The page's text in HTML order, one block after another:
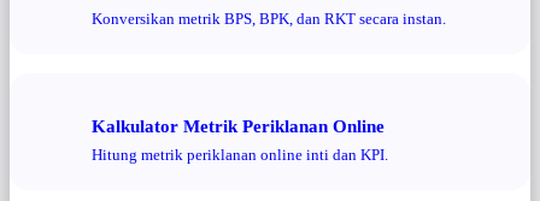
Konversikan metrik BPS, BPK, dan RKT secara instan.
Kalkulator Metrik Periklanan Online
Hitung metrik periklanan online inti dan KPI.